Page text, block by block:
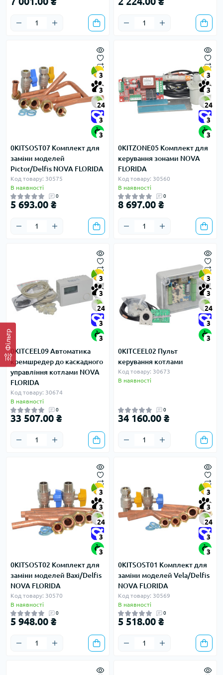
Фільтр
3
3
24
3
3
0KITSOST07 Комплект для
заміни моделей
Pictor/Delfis NOVA FLORIDA
Код товару: 30575
В наявності
0
5 693.00 ₴
3
3
24
3
3
0KITZONE05 Комплект для
керування зонами NOVA
FLORIDA
Код товару: 30560
В наявності
0
8 697.00 ₴
3
3
24
3
3
0KITCEEL09 Автоматика
кремшредер до каскадного
управління котлами NOVA
FLORIDA
Код товару: 30674
В наявності
0
33 507.00 ₴
3
3
24
3
3
0KITCEEL02 Пульт
керування котлами
Код товару: 30673
В наявності
0
34 160.00 ₴
3
3
24
3
3
0KITSOST02 Комплект для
заміни моделей Baxi/Delfis
NOVA FLORIDA
Код товару: 30570
В наявності
0
5 948.00 ₴
3
3
24
3
3
0KITSOST01 Комплект для
заміни моделей Vela/Delfis
NOVA FLORIDA
Код товару: 30569
В наявності
0
5 518.00 ₴